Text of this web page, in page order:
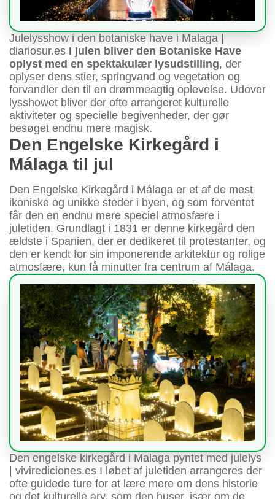
Julelysshow i den botaniske have i Malaga |
diariosur.es I julen bliver den Botaniske Have
oplyst med en spektakulær lysudstilling, der
oplyser dens stier, springvand og vegetation og
forvandler den til en drømmeagtig oplevelse. Udover
lysshowet bliver der ofte arrangeret kulturelle
aktiviteter og specielle begivenheder, der gør
besøget endnu mere magisk.
Den Engelske Kirkegård i
Málaga til jul
Den Engelske Kirkegård i Málaga er et af de mest
ikoniske og unikke steder i byen, og som forventet
får den en endnu mere speciel atmosfære i
juletiden. Grundlagt i 1831 er denne kirkegård den
ældste i Spanien, der er dedikeret til protestanter, og
den er kendt for sin imponerende arkitektur og rolige
atmosfære, kun få minutter fra centrum af Málaga.
Den engelske kirkegård i Malaga pyntet med julelys
| vivirediciones.es I løbet af juletiden arrangeres der
ofte guidede ture for at lære mere om dens historie
og det kulturelle arv, som den huser, især om de